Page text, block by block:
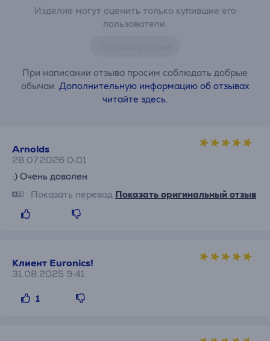
Изделие могут оценить только купившие его
пользователи.
При написании отзыва просим соблюдать добрые
обычаи. Дополнительную информацию об отзывах
читайте здесь.
Arnolds
28.07.2026 0:01
:) Очень доволен
Показать перевод Показать оригинальный отзыв
Клиент Euronics!
31.08.2025 9:41
1